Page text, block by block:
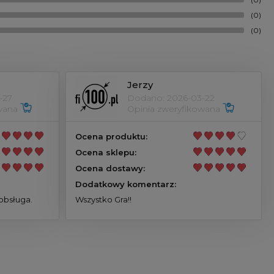
(0)
(0)
Jerzy
Dodano: 2026-03-22
Opinia zweryfikowana
Ocena produktu:
Ocena sklepu:
Ocena dostawy:
Dodatkowy komentarz:
Wszystko Gra!!